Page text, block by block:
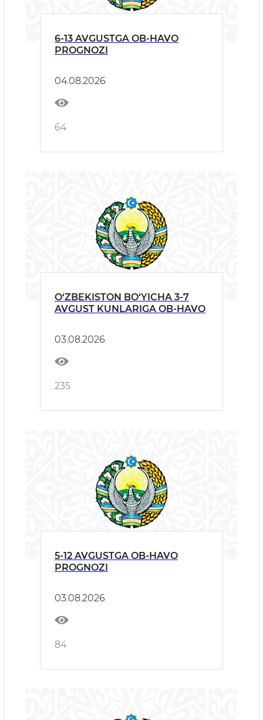
6-13 AVGUSTGA OB-HAVO
PROGNOZI
04.08.2026
64
O‘ZBEKISTON BO‘YICHA 3-7
AVGUST KUNLARIGA OB-HAVO
03.08.2026
235
5-12 AVGUSTGA OB-HAVO
PROGNOZI
03.08.2026
84